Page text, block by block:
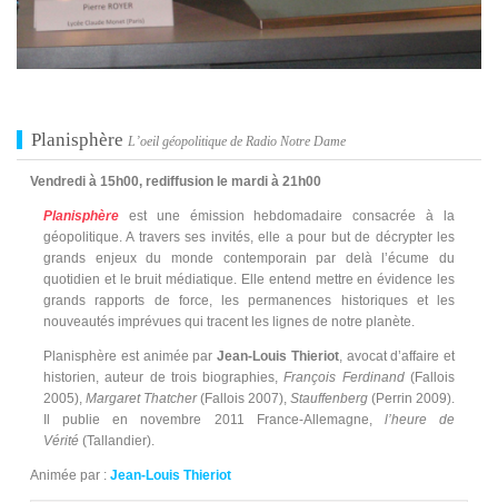
Planisphère L’oeil géopolitique de Radio Notre Dame
Vendredi à 15h00, rediffusion le mardi à 21h00
Planisphère est une émission hebdomadaire consacrée à la
géopolitique. A travers ses invités, elle a pour but de décrypter les
grands enjeux du monde contemporain par delà l’écume du
quotidien et le bruit médiatique. Elle entend mettre en évidence les
grands rapports de force, les permanences historiques et les
nouveautés imprévues qui tracent les lignes de notre planète.
Planisphère est animée par Jean-Louis Thieriot, avocat d’affaire et
historien, auteur de trois biographies,François Ferdinand(Fallois
2005), Margaret Thatcher(Fallois 2007), Stauffenberg (Perrin 2009).
Il publie en novembre 2011 France-Allemagne, l’heure de
Vérité (Tallandier).
Animée par : Jean-Louis Thieriot